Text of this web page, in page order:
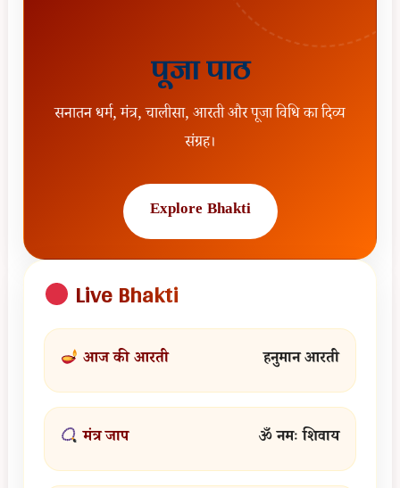
पूजा पाठ
सनातन धर्म, मंत्र, चालीसा, आरती और पूजा विधि का दिव्य
संग्रह।
Explore Bhakti
Live Bhakti
आज की आरती हनुमान आरती
मंत्र जाप ॐ नमः शिवाय